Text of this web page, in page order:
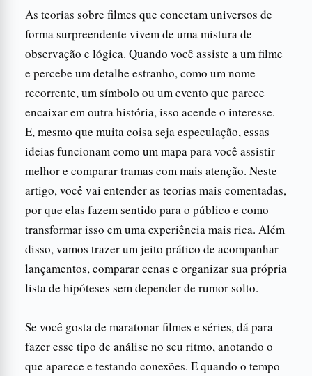
As teorias sobre filmes que conectam universos de
forma surpreendente vivem de uma mistura de
observação e lógica. Quando você assiste a um filme
e percebe um detalhe estranho, como um nome
recorrente, um símbolo ou um evento que parece
encaixar em outra história, isso acende o interesse.
E, mesmo que muita coisa seja especulação, essas
ideias funcionam como um mapa para você assistir
melhor e comparar tramas com mais atenção. Neste
artigo, você vai entender as teorias mais comentadas,
por que elas fazem sentido para o público e como
transformar isso em uma experiência mais rica. Além
disso, vamos trazer um jeito prático de acompanhar
lançamentos, comparar cenas e organizar sua própria
lista de hipóteses sem depender de rumor solto.
Se você gosta de maratonar filmes e séries, dá para
fazer esse tipo de análise no seu ritmo, anotando o
que aparece e testando conexões. E quando o tempo